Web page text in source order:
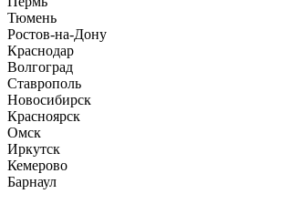
Тюмень
Ростов-на-Дону
Краснодар
Волгоград
Ставрополь
Новосибирск
Красноярск
Омск
Иркутск
Кемерово
Барнаул